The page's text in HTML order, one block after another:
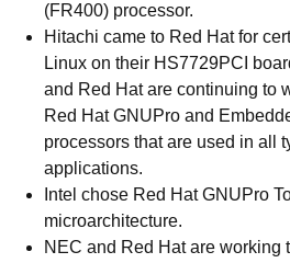
(FR400) processor.
Hitachi came to Red Hat for
Linux on their HS7729PCI
and Red Hat are continuing to
Red Hat GNUPro and
processors that are used in all
applications.
Intel chose Red Hat GNUPro
microarchitecture.
NEC and Red Hat are working